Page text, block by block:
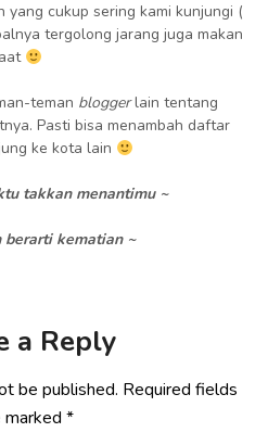
yang cukup sering kami kunjungi (
tergolong jarang juga makan
teman bloggerlain tentang
Pasti bisa menambah daftar
ke kota lain
takkan menantimu ~
berarti kematian ~
a Reply
be published. Required fields
marked *